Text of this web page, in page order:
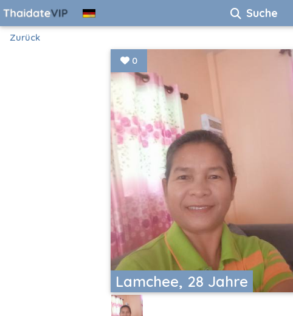
Suche
Zurück
Lamchee, 28 Jahre
0